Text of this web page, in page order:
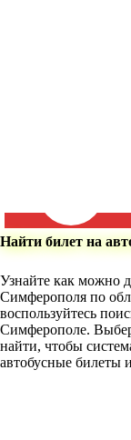
Найти билет на
Узнайте как можно
Симферополя по
воспользуйтесь
Симферополе.
найти, чтобы
автобусные билеты